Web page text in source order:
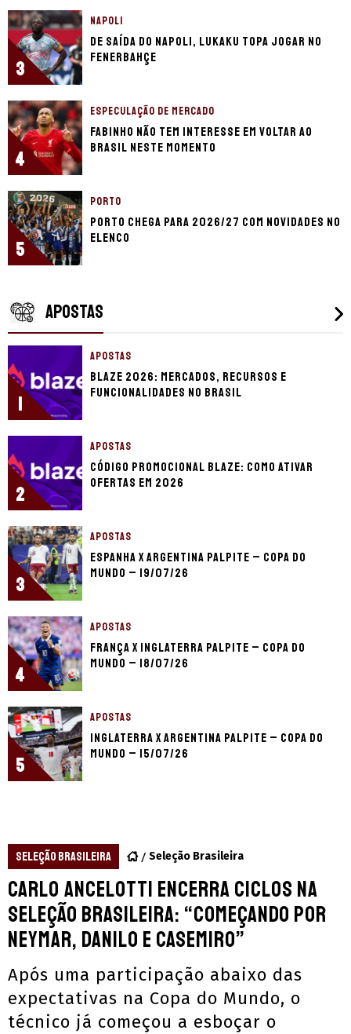
3
NAPOLI
De saída do Napoli, Lukaku topa jogar no
Fenerbahçe
4
ESPECULAÇÃO DE MERCADO
Fabinho não tem interesse em voltar ao
Brasil neste momento
5
PORTO
Porto chega para 2026/27 com novidades no
elenco
APOSTAS
1
APOSTAS
Blaze 2026: mercados, recursos e
funcionalidades no Brasil
2
APOSTAS
Código promocional Blaze: como ativar
ofertas em 2026
3
APOSTAS
Espanha x Argentina palpite – Copa do
Mundo – 19/07/26
4
APOSTAS
França x Inglaterra palpite – Copa do
Mundo – 18/07/26
5
APOSTAS
Inglaterra x Argentina palpite – Copa do
Mundo – 15/07/26
SELEÇÃO BRASILEIRA Seleção Brasileira
Carlo Ancelotti encerra ciclos na
Seleção Brasileira: “Começando por
Neymar, Danilo e Casemiro”
Após uma participação abaixo das
expectativas na Copa do Mundo, o
técnico já começou a esboçar o